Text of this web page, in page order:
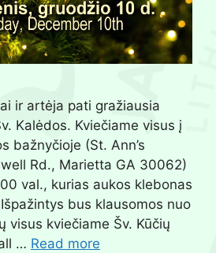
ir artėja pati gražiausia
Kalėdos. Kviečiame visus į
bažnyčioje (St. Ann’s
Rd., Marietta GA 30062)
val., kurias aukos klebonas
bus klausomos nuo
visus kviečiame Šv. Kūčių
… Read more